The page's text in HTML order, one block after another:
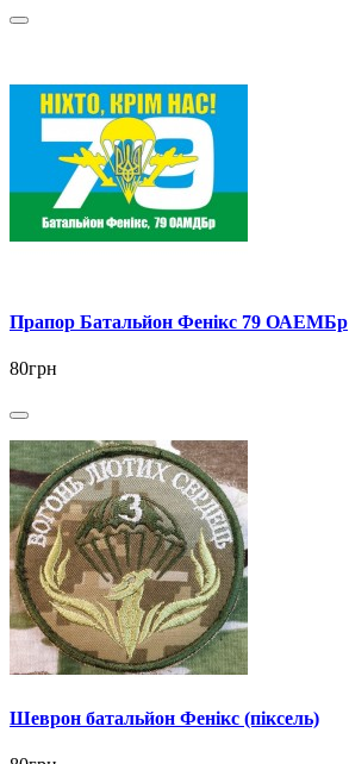
Прапор Батальйон Фенікс 79 ОАЕМБр
80грн
Шеврон батальйон Фенікс (піксель)